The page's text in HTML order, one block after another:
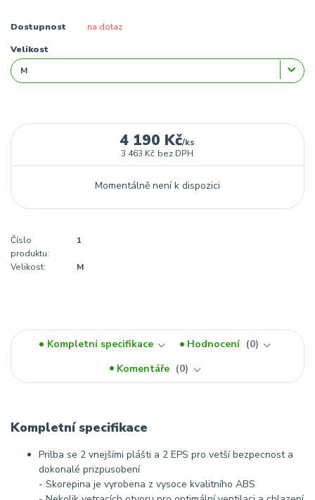
Dostupnost na dotaz
Velikost
4 190 Kč/ks
3 463 Kč bez DPH
Momentálně není k dispozici
Číslo
produktu:
1
Velikost: M
Kompletní specifikace Hodnocení
0
Komentáře
0
Kompletní specifikace
Prilba se 2 vnejšími plášti a 2 EPS pro vetší bezpecnost a
dokonalé prizpusobení
- Skorepina je vyrobena z vysoce kvalitního ABS